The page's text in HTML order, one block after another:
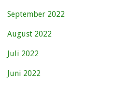
September 2022
August 2022
Juli 2022
Juni 2022